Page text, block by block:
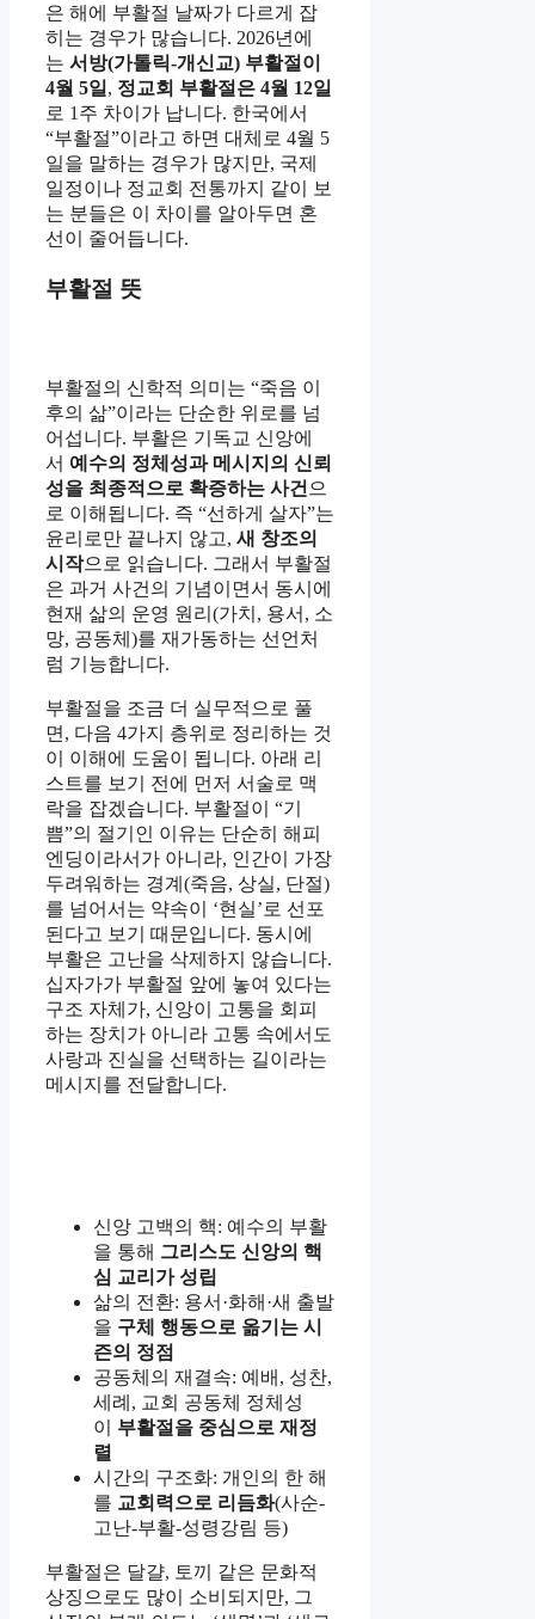
은 해에 부활절 날짜가 다르게 잡
히는 경우가 많습니다. 2026년에
는 서방(가톨릭-개신교) 부활절이
4월 5일 , 정교회 부활절은 4월 12일
로 1주 차이가 납니다. 한국에서
“부활절”이라고 하면 대체로 4월 5
일을 말하는 경우가 많지만, 국제
일정이나 정교회 전통까지 같이 보
는 분들은 이 차이를 알아두면 혼
선이 줄어듭니다.
부활절 뜻
부활절의 신학적 의미는 “죽음 이
후의 삶”이라는 단순한 위로를 넘
어섭니다. 부활은 기독교 신앙에
서 예수의 정체성과 메시지의 신뢰
성을 최종적으로 확증하는 사건 으
로 이해됩니다. 즉 “선하게 살자”는
윤리로만 끝나지 않고, 새 창조의
시작으로 읽습니다. 그래서 부활절
은 과거 사건의 기념이면서 동시에
현재 삶의 운영 원리(가치, 용서, 소
망, 공동체)를 재가동하는 선언처
럼 기능합니다.
부활절을 조금 더 실무적으로 풀
면, 다음 4가지 층위로 정리하는 것
이 이해에 도움이 됩니다. 아래 리
스트를 보기 전에 먼저 서술로 맥
락을 잡겠습니다. 부활절이 “기
쁨”의 절기인 이유는 단순히 해피
엔딩이라서가 아니라, 인간이 가장
두려워하는 경계(죽음, 상실, 단절)
를 넘어서는 약속이 ‘현실’로 선포
된다고 보기 때문입니다. 동시에
부활은 고난을 삭제하지 않습니다.
십자가가 부활절 앞에 놓여 있다는
구조 자체가, 신앙이 고통을 회피
하는 장치가 아니라 고통 속에서도
사랑과 진실을 선택하는 길이라는
메시지를 전달합니다.
신앙 고백의 핵: 예수의 부활
을 통해 그리스도 신앙의 핵
심 교리가 성립
삶의 전환: 용서·화해·새 출발
을 구체 행동으로 옮기는 시
즌의 정점
공동체의 재결속: 예배, 성찬,
세례, 교회 공동체 정체성
이 부활절을 중심으로 재정
렬
시간의 구조화: 개인의 한 해
를 교회력으로 리듬화(사순-
고난-부활-성령강림 등)
부활절은 달걀, 토끼 같은 문화적
상징으로도 많이 소비되지만, 그